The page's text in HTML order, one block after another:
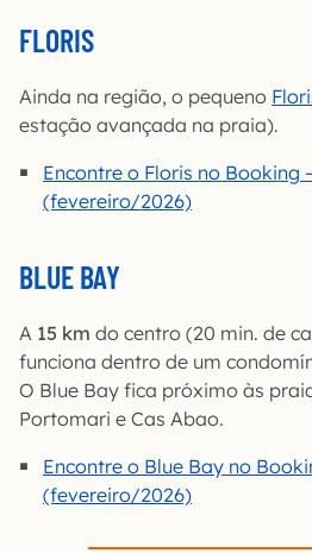
FLORIS
Ainda na região, o pequeno
estação avançada na praia).
Encontre o Floris no Booking
(fevereiro/2026)
BLUE BAY
A 15 km do centro (20 min. de
funciona dentro de um
O Blue Bay fica próximo às
Portomari e Cas Abao.
Encontre o Blue Bay no
(fevereiro/2026)